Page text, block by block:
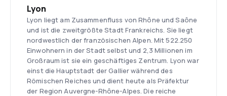
Lyon
Lyon liegt am Zusammenfluss von Rhône und Saône
und ist die zweitgrößte Stadt Frankreichs. Sie liegt
nordwestlich der französischen Alpen. Mit 522.250
Einwohnern in der Stadt selbst und 2,3 Millionen im
Großraum ist sie ein geschäftiges Zentrum. Lyon war
einst die Hauptstadt der Gallier während des
Römischen Reiches und dient heute als Präfektur
der Region Auvergne-Rhône-Alpes. Die reiche